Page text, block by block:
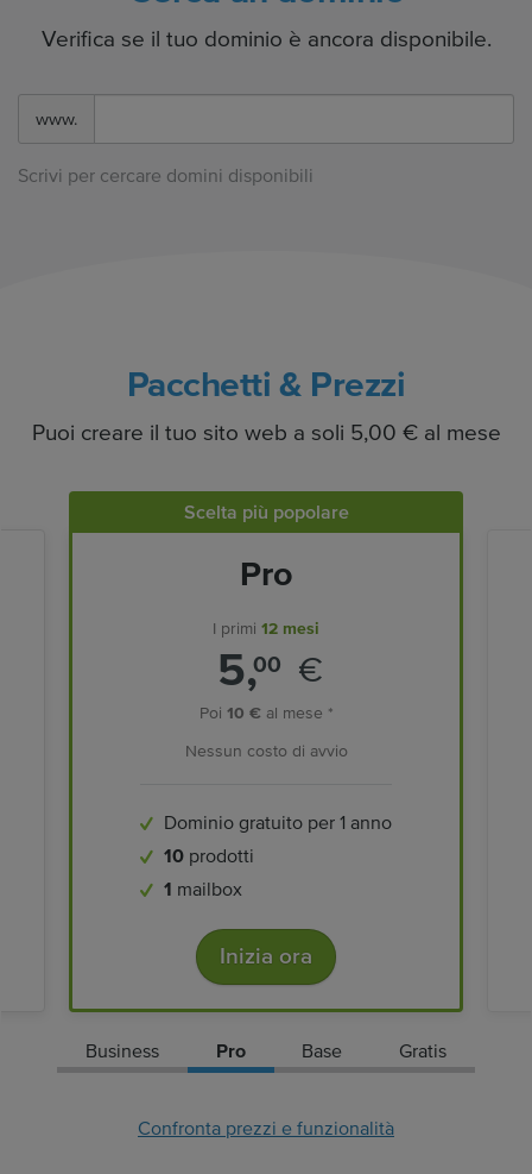
Verifica se il tuo dominio è ancora disponibile.
www.
Scrivi per cercare domini disponibili
Pacchetti & Prezzi
Puoi creare il tuo sito web a soli 5,00 € al mese
Scelta più popolare
Pro
I primi 12 mesi
5,00 €
Poi 10 € al mese *
Nessun costo di avvio
Dominio gratuito per 1 anno
10 prodotti
1 mailbox
Inizia ora
Business Pro Base Gratis
Confronta prezzi e funzionalità